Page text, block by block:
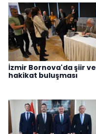
İzmir Bornova'da şiir ve
hakikat buluşması